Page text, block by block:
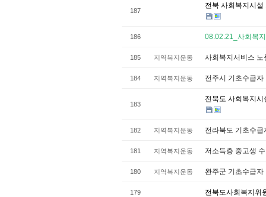
187
전북 사회복지시
186 08.02.21_사회복
185 지역복지운동 사회복지서비스
184 지역복지운동 전주시 기초수급
183
전북도 사회복지
182 지역복지운동 전라북도 기초수
181 지역복지운동 저소득층 중고생
180 지역복지운동 완주군 기초수급
179 전북도사회복지위